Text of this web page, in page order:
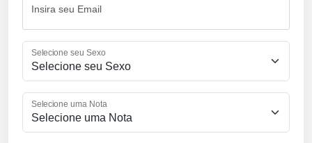
Insira seu Email
Selecione seu Sexo
Selecione uma Nota